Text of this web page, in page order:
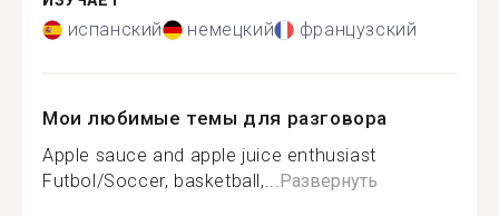
испанский немецкий французский
Мои любимые темы для разговора
Apple sauce and apple juice enthusiast
Futbol/Soccer, basketball,...Развернуть